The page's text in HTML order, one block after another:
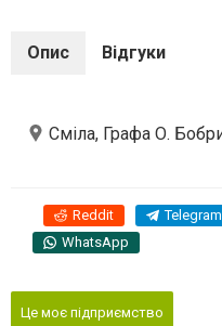
Опис Відгуки
Сміла, Графа О.
Reddit Telegram
WhatsApp
Це моє підприємство